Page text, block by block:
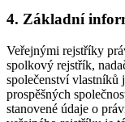
4. Základní
Veřejnými rejstříky
spolkový rejstřík,
společenství vlastníků
prospěšných
stanovené údaje o